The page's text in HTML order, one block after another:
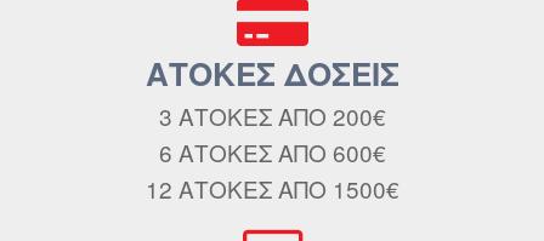
ΑΤΟΚΕΣ ΔΟΣΕΙΣ
3 ΑΤΟΚΕΣ ΑΠΟ 200€
6 ΑΤΟΚΕΣ ΑΠΟ 600€
12 ΑΤΟΚΕΣ ΑΠΟ 1500€